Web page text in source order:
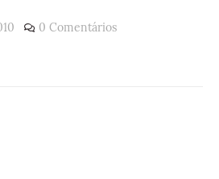
0 Comentários